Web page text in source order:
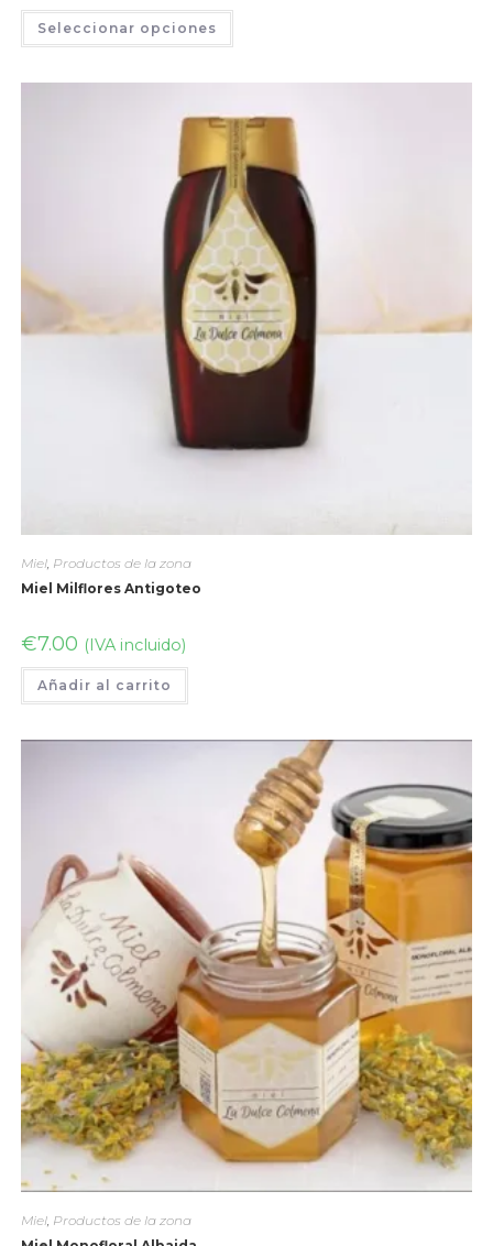
Seleccionar opciones
Miel, Productos de la zona
Miel Milflores Antigoteo
€7.00 (IVA incluido)
Añadir al carrito
Miel, Productos de la zona